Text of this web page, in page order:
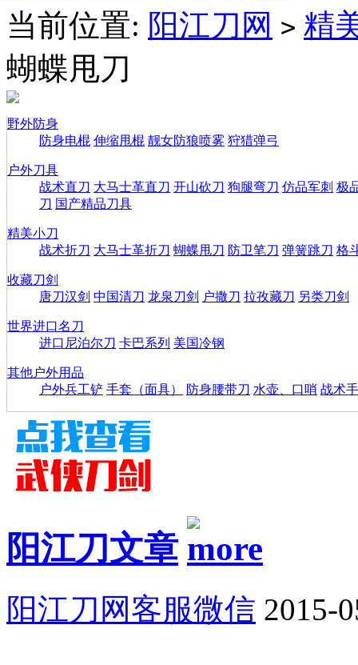
当前位置: 阳江刀网 > 精
蝴蝶甩刀
野外防身
防身电棍 伸缩甩棍 靓女防狼喷雾 狩猎弹弓
户外刀具
战术直刀 大马士革直刀 开山砍刀 狗腿弯刀 仿品军刺 极
刀 国产精品刀具
精美小刀
战术折刀 大马士革折刀 蝴蝶甩刀 防卫笔刀 弹簧跳刀 格
收藏刀剑
唐刀汉剑 中国清刀 龙泉刀剑 户撒刀 拉孜藏刀 另类刀剑
世界进口名刀
进口尼泊尔刀 卡巴系列 美国冷钢
其他户外用品
户外兵工铲 手套（面具） 防身腰带刀 水壶、口哨 战术
阳江刀文章
阳江刀网客服微信 2015-